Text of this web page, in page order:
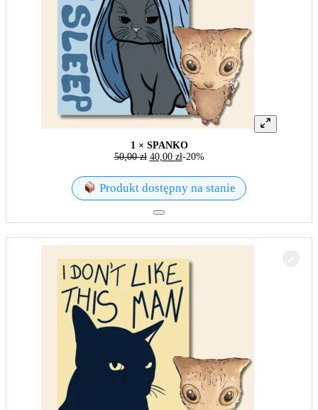
1 × SPANKO
50,00zł 40,00 zł-20%
Produkt dostępny na stanie